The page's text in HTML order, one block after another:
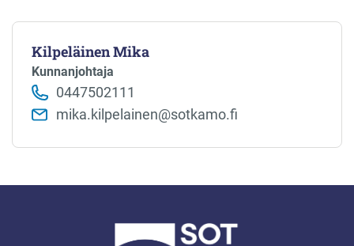
Kilpeläinen Mika
Kunnanjohtaja
0447502111
mika.kilpelainen@sotkamo.fi